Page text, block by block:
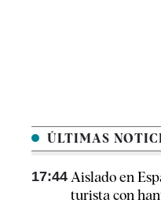
ÚLTIMAS
17:44 Aislado en
turista con